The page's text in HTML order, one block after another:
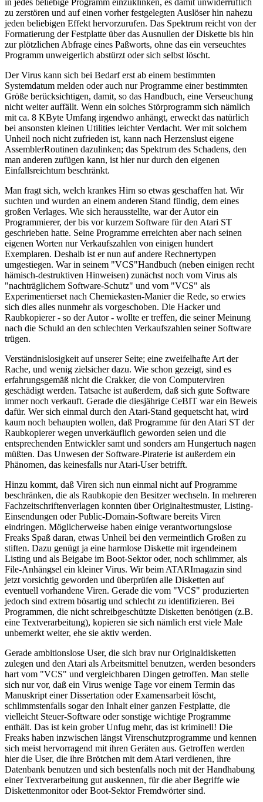
zu zerstören und auf einen vorher festgelegten Auslöser hin nahezu
jeden beliebigen Effekt hervorzurufen. Das Spektrum reicht von der
Formatierung der Festplatte über das Ausnullen der Diskette bis hin
zur plötzlichen Abfrage eines Paßworts, ohne das ein verseuchtes
Programm unweigerlich abstürzt oder sich selbst löscht.
Der Virus kann sich bei Bedarf erst ab einem bestimmten
Systemdatum melden oder auch nur Programme einer bestimmten
Größe berücksichtigen, damit, so das Handbuch, eine Verseuchung
nicht weiter auffällt. Wenn ein solches Störprogramm sich nämlich
mit ca. 8 KByte Umfang irgendwo anhängt, erweckt das natürlich
bei ansonsten kleinen Utilities leichter Verdacht. Wer mit solchem
Unheil noch nicht zufrieden ist, kann nach Herzenslust eigene
AssemblerRoutinen dazulinken; das Spektrum des Schadens, den
man anderen zufügen kann, ist hier nur durch den eigenen
Einfallsreichtum beschränkt.
Man fragt sich, welch krankes Hirn so etwas geschaffen hat. Wir
suchten und wurden an einem anderen Stand fündig, dem eines
großen Verlages. Wie sich herausstellte, war der Autor ein
Programmierer, der bis vor kurzem Software für den Atari ST
geschrieben hatte. Seine Programme erreichten aber nach seinen
eigenen Worten nur Verkaufszahlen von einigen hundert
Exemplaren. Deshalb ist er nun auf andere Rechnertypen
umgestiegen. War in seinem "VCS"Handbuch (neben einigen recht
hämisch-destruktiven Hinweisen) zunächst noch vom Virus als
"nachträglichem Software-Schutz" und vom "VCS" als
Experimentierset nach Chemiekasten-Manier die Rede, so erwies
sich dies alles nunmehr als vorgeschoben. Die Hacker und
Raubkopierer - so der Autor - wollte er treffen, die seiner Meinung
nach die Schuld an den schlechten Verkaufszahlen seiner Software
trügen.
Verständnislosigkeit auf unserer Seite; eine zweifelhafte Art der
Rache, und wenig zielsicher dazu. Wie schon gezeigt, sind es
erfahrungsgemäß nicht die Crakker, die von Computerviren
geschädigt werden. Tatsache ist außerdem, daß sich gute Software
immer noch verkauft. Gerade die diesjährige CeBIT war ein Beweis
dafür. Wer sich einmal durch den Atari-Stand gequetscht hat, wird
kaum noch behaupten wollen, daß Programme für den Atari ST der
Raubkopierer wegen unverkäuflich geworden seien und die
entsprechenden Entwickler samt und sonders am Hungertuch nagen
müßten. Das Unwesen der Software-Piraterie ist außerdem ein
Phänomen, das keinesfalls nur Atari-User betrifft.
Hinzu kommt, daß Viren sich nun einmal nicht auf Programme
beschränken, die als Raubkopie den Besitzer wechseln. In mehreren
Fachzeitschriftenverlagen konnten über Originaltestmuster, Listing-
Einsendungen oder Public-Domain-Software bereits Viren
eindringen. Möglicherweise haben einige verantwortungslose
Freaks Spaß daran, etwas Unheil bei den vermeintlich Großen zu
stiften. Dazu genügt ja eine harmlose Diskette mit irgendeinem
Listing und als Beigabe im Boot-Sektor oder, noch schlimmer, als
File-Anhängsel ein kleiner Virus. Wir beim ATARImagazin sind
jetzt vorsichtig geworden und überprüfen alle Disketten auf
eventuell vorhandene Viren. Gerade die vom "VCS" produzierten
jedoch sind extrem bösartig und schlecht zu identifizieren. Bei
Programmen, die nicht schreibgeschützte Disketten benötigen (z.B.
eine Textverarbeitung), kopieren sie sich nämlich erst viele Male
unbemerkt weiter, ehe sie aktiv werden.
Gerade ambitionslose User, die sich brav nur Originaldisketten
zulegen und den Atari als Arbeitsmittel benutzen, werden besonders
hart vom "VCS" und vergleichbaren Dingen getroffen. Man stelle
sich nur vor, daß ein Virus wenige Tage vor einem Termin das
Manuskript einer Dissertation oder Examensarbeit löscht,
schlimmstenfalls sogar den Inhalt einer ganzen Festplatte, die
vielleicht Steuer-Software oder sonstige wichtige Programme
enthält. Das ist kein grober Unfug mehr, das ist kriminell! Die
Freaks haben inzwischen längst Virenschutzprogramme und kennen
sich meist hervorragend mit ihren Geräten aus. Getroffen werden
hier die User, die ihre Brötchen mit dem Atari verdienen, ihre
Datenbank benutzen und sich bestenfalls noch mit der Handhabung
einer Textverarbeitung gut auskennen, für die aber Begriffe wie
Diskettenmonitor oder Boot-Sektor Fremdwörter sind.